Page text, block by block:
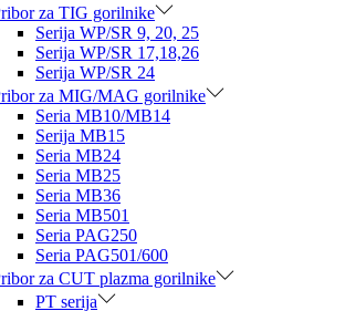
za TIG gorilnike
Serija WP/SR 9, 20, 25
Serija WP/SR 17,18,26
Serija WP/SR 24
za MIG/MAG gorilnike
Seria MB10/MB14
Serija MB15
Seria MB24
Seria MB25
Seria MB36
Seria MB501
Seria PAG250
Seria PAG501/600
za CUT plazma gorilnike
PT serija